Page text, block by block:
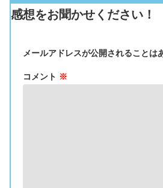
感想をお聞かせください！
メールアドレスが公開されることは
コメント ※